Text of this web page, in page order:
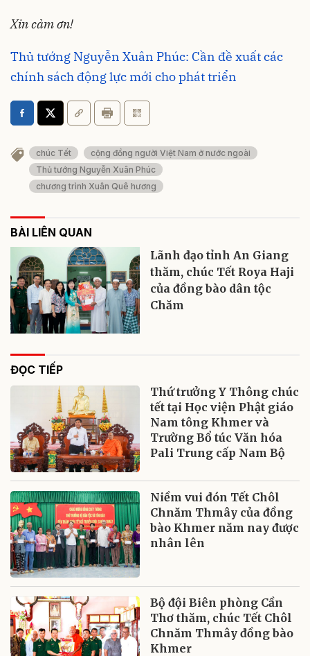
Xin cảm ơn!
Thủ tướng Nguyễn Xuân Phúc: Cần đề xuất các
chính sách động lực mới cho phát triển
chúc Tết
cộng đồng người Việt Nam ở nước ngoài
Thủ tướng Nguyễn Xuân Phúc
chương trình Xuân Quê hương
BÀI LIÊN QUAN
Lãnh đạo tỉnh An Giang
thăm, chúc Tết Roya Haji
của đồng bào dân tộc
Chăm
ĐỌC TIẾP
Thứ trưởng Y Thông chúc
tết tại Học viện Phật giáo
Nam tông Khmer và
Trường Bổ túc Văn hóa
Pali Trung cấp Nam Bộ
Niềm vui đón Tết Chôl
Chnăm Thmây của đồng
bào Khmer năm nay được
nhân lên
Bộ đội Biên phòng Cần
Thơ thăm, chúc Tết Chôl
Chnăm Thmây đồng bào
Khmer